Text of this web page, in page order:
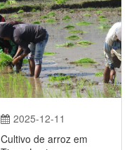
2025-12-11
Cultivo de arroz em